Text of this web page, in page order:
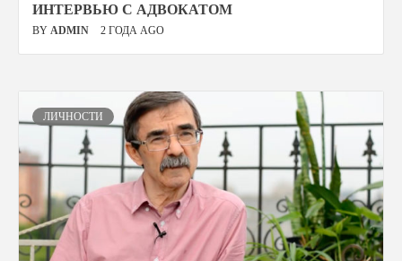
ИНТЕРВЬЮ С АДВОКАТОМ
BY ADMIN 2 ГОДА AGO
ЛИЧНОСТИ